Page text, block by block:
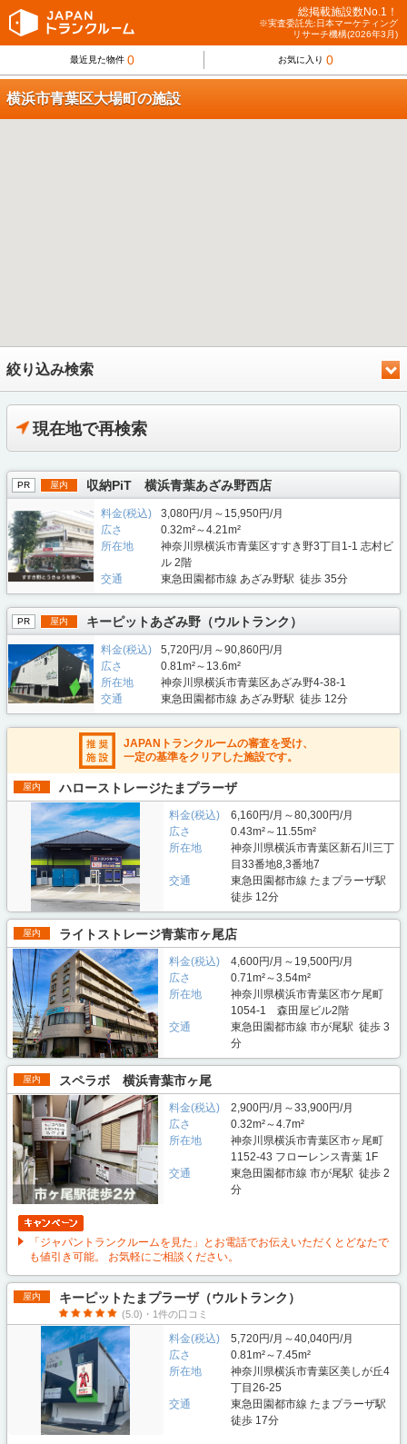
総掲載施設数No.1！
※実査委託先:日本マーケティング
リサーチ機構(2026年3月)
最近見た物件 0 お気に入り 0
横浜市青葉区大場町の施設
絞り込み検索
現在地で再検索
PR 屋内 収納PiT 横浜青葉あざみ野西店
料金(税込)
3,080円/月～15,950円/月
広さ
0.32m²～4.21m²
所在地
神奈川県横浜市青葉区すすき野3丁目1-1 志村ビ
ル 2階
交通
東急田園都市線 あざみ野駅 徒歩 35分
PR 屋内 キーピットあざみ野（ウルトランク）
料金(税込)
5,720円/月～90,860円/月
広さ
0.81m²～13.6m²
所在地
神奈川県横浜市青葉区あざみ野4-38-1
交通
東急田園都市線 あざみ野駅 徒歩 12分
JAPANトランクルームの審査を受け、
一定の基準をクリアした施設です。
屋内 ハローストレージたまプラーザ
料金(税込)
6,160円/月～80,300円/月
広さ
0.43m²～11.55m²
所在地
神奈川県横浜市青葉区新石川三丁
目33番地8,3番地7
交通
東急田園都市線 たまプラーザ駅
徒歩 12分
屋内 ライトストレージ青葉市ヶ尾店
料金(税込)
4,600円/月～19,500円/月
広さ
0.71m²～3.54m²
所在地
神奈川県横浜市青葉区市ケ尾町
1054-1 森田屋ビル2階
交通
東急田園都市線 市が尾駅 徒歩 3
分
屋内 スペラボ 横浜青葉市ヶ尾
料金(税込)
2,900円/月～33,900円/月
広さ
0.32m²～4.7m²
所在地
神奈川県横浜市青葉区市ヶ尾町
1152-43 フローレンス青葉 1F
交通
東急田園都市線 市が尾駅 徒歩 2
分
「ジャパントランクルームを見た」とお電話でお伝えいただくとどなたで
も値引き可能。 お気軽にご相談ください。
屋内 キーピットたまプラーザ（ウルトランク）
(5.0)・1件の口コミ
料金(税込)
5,720円/月～40,040円/月
広さ
0.81m²～7.45m²
所在地
神奈川県横浜市青葉区美しが丘4
丁目26-25
交通
東急田園都市線 たまプラーザ駅
徒歩 17分